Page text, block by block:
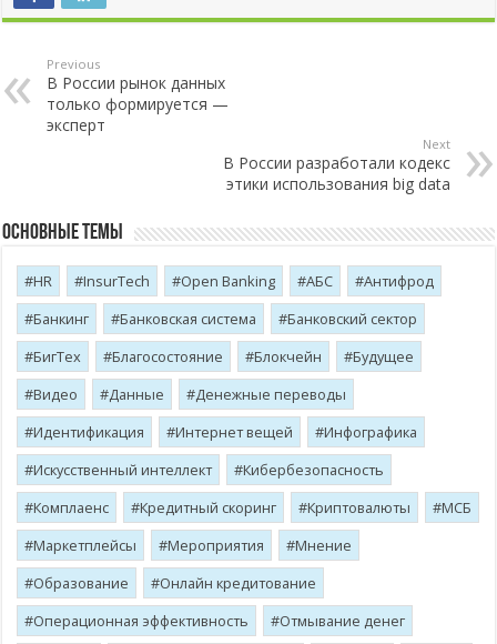
Previous
В России рынок данных
только формируется —
эксперт
Next
В России разработали кодекс
этики использования big data
Основные темы
HR InsurTech Open Banking АБС
Антифрод
Банкинг
Банковская система
Банковский сектор
БигТех
Благосостояние Блокчейн
Будущее
Видео
Данные
Денежные переводы
Идентификация
Интернет вещей
Инфографика
Искусственный интеллект
Кибербезопасность
Комплаенс
Кредитный скоринг Криптовалюты
МСБ
Маркетплейсы
Мероприятия
Мнение
Образование
Онлайн кредитование
Операционная эффективность
Отмывание денег